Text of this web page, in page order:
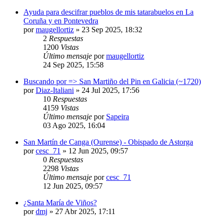
Ayuda para descifrar pueblos de mis tatarabuelos en La
Coruña y en Pontevedra
pormaugellortiz » 23 Sep 2025, 18:32
2 Respuestas
1200 Vistas
Último mensaje pormaugellortiz
24 Sep 2025, 15:58
Buscando por => San Martiño del Pin en Galicia (~1720)
porDiaz-Italiani » 24 Jul 2025, 17:56
10 Respuestas
4159 Vistas
Último mensaje por Sapeira
03 Ago 2025, 16:04
San Martín de Canga (Ourense) - Obispado de Astorga
porcesc_71 » 12 Jun 2025, 09:57
0 Respuestas
2298 Vistas
Último mensaje porcesc_71
12 Jun 2025, 09:57
¿Santa María de Viños?
pordmj » 27 Abr 2025, 17:11